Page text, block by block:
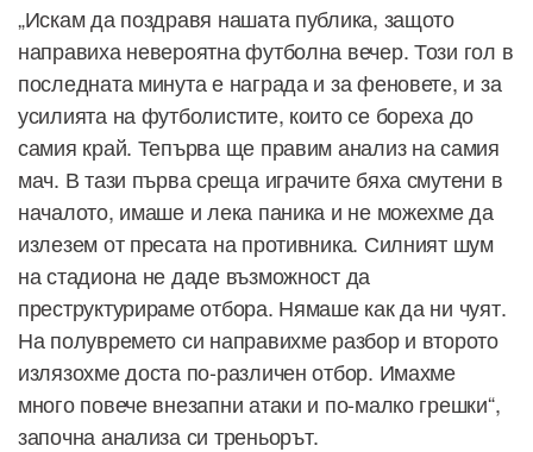
„Искам да поздравя нашата публика, защото
направиха невероятна футболна вечер. Този гол в
последната минута е награда и за феновете, и за
усилията на футболистите, които се бореха до
самия край. Тепърва ще правим анализ на самия
мач. В тази първа среща играчите бяха смутени в
началото, имаше и лека паника и не можехме да
излезем от пресата на противника. Силният шум
на стадиона не даде възможност да
преструктурираме отбора. Нямаше как да ни чуят.
На полувремето си направихме разбор и второто
излязохме доста по-различен отбор. Имахме
много повече внезапни атаки и по-малко грешки“,
започна анализа си треньорът.